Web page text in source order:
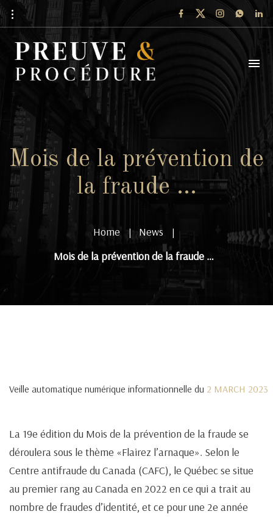
Mois de la prévention de
la fraude …
Home |News |
Mois de la prévention de la fraude …
Veille automatique numérique informationnelle du 2 MARCH 2023
La 19e édition du Mois de la prévention de la fraude se
déroulera sous le thème «Flairez l’arnaque». Selon le
Centre antifraude du Canada (CAFC), le Québec se situe
au premier rang au Canada en 2022 en ce qui a trait au
nombre de fraudes d’identité, et ce pour une 2e année